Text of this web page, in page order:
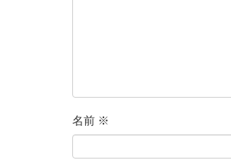
名前 ※